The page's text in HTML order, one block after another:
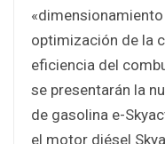
optimización de la
eficiencia del
se presentarán la
de gasolina e-
el motor diésel